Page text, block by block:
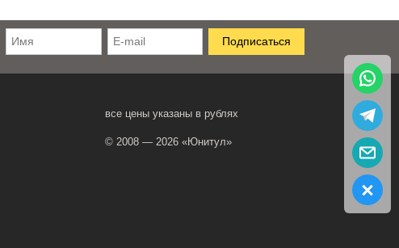
все цены указаны в рублях
© 2008 — 2026 «Юнитул»